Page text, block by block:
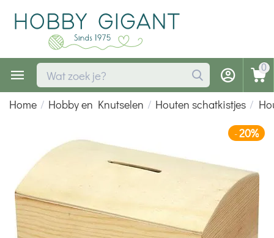
0
Home / Hobby en Knutselen / Houten schatkistjes /
-20%